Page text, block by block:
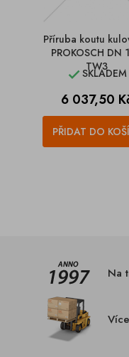
Příruba koutu
PROKOSCH DN
TW3
SKLADEM
Cena
6 037,50
PŘIDAT DO
Na